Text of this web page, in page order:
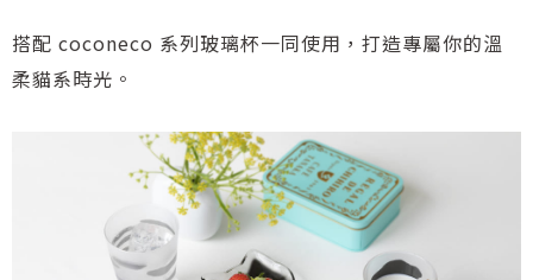
搭配 coconeco 系列玻璃杯一同使用，打造專屬你的溫
柔貓系時光。